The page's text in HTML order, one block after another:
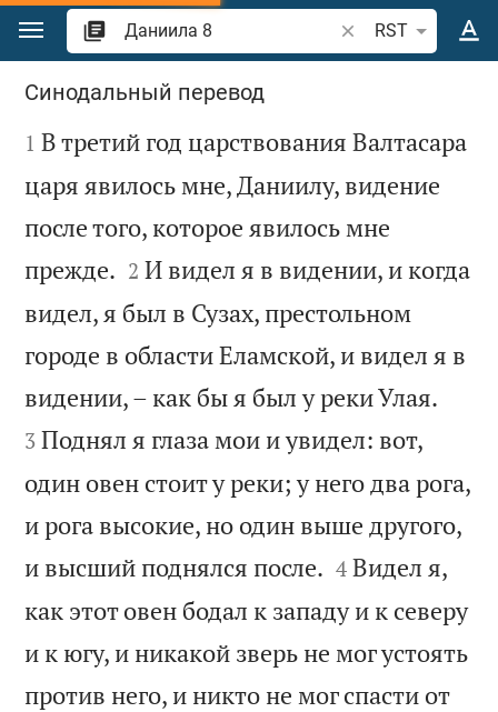
Перейти к содержанию
Поиск по отрывку
RST
Даниила 8
Синодальный перевод

1 В третий год царствования Валтасара
царя явилось мне, Даниилу, видение
после того, которое явилось мне
прежде. 

2 И видел я в видении, и когда
видел, я был в Сузах, престольном
городе в области Еламской, и видел я в
видении, – как бы я был у реки Улая.
3 Поднял я глаза мои и увидел: вот,
один овен стоит у реки; у него два рога,
и рога высокие, но один выше другого,
и высший поднялся после. 

4 Видел я,
как этот овен бодал к западу и к северу
и к югу, и никакой зверь не мог устоять
против него, и никто не мог спасти от